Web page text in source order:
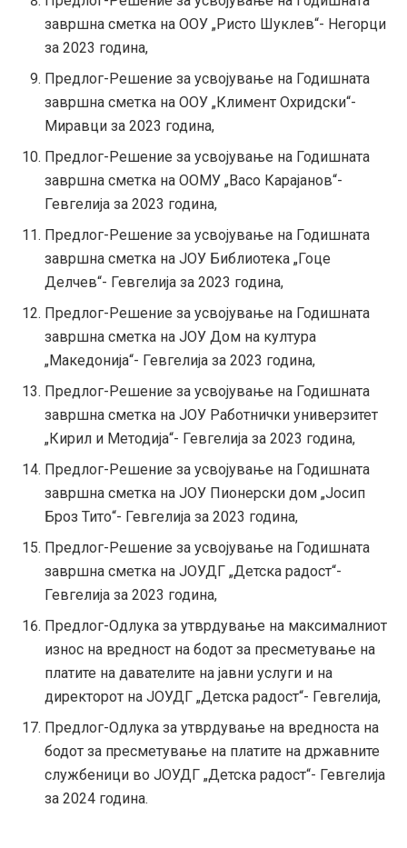
завршна сметка на ООУ „Ристо Шуклев“- Негорци
за 2023 година,
Предлог-Решение за усвојување на Годишната
завршна сметка на ООУ „Климент Охридски“-
Миравци за 2023 година,
Предлог-Решение за усвојување на Годишната
завршна сметка на ООМУ „Васо Карајанов“-
Гевгелија за 2023 година,
Предлог-Решение за усвојување на Годишната
завршна сметка на ЈОУ Библиотека „Гоце
Делчев“- Гевгелија за 2023 година,
Предлог-Решение за усвојување на Годишната
завршна сметка на ЈОУ Дом на култура
„Македонија“- Гевгелија за 2023 година,
Предлог-Решение за усвојување на Годишната
завршна сметка на ЈОУ Работнички универзитет
„Кирил и Методија“- Гевгелија за 2023 година,
Предлог-Решение за усвојување на Годишната
завршна сметка на ЈОУ Пионерски дом „Јосип
Броз Тито“- Гевгелија за 2023 година,
Предлог-Решение за усвојување на Годишната
завршна сметка на ЈОУДГ „Детска радост“-
Гевгелија за 2023 година,
Предлог-Одлука за утврдување на максималниот
износ на вредност на бодот за пресметување на
платите на давателите на јавни услуги и на
директорот на ЈОУДГ „Детска радост“- Гевгелија,
Предлог-Одлука за утврдување на вредноста на
бодот за пресметување на платите на државните
службеници во ЈОУДГ „Детска радост“- Гевгелија
за 2024 година.